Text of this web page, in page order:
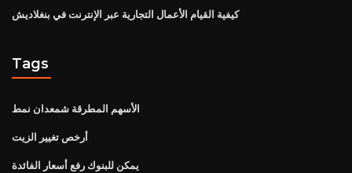
كيفية القيام الأعمال التجارية عبر الإنترنت في بنغلاديش
Tags
الأسهم المطرقة شمعدان نمط
أرخص تغيير الزيت
يمكن للبنوك رفع أسعار الفائدة